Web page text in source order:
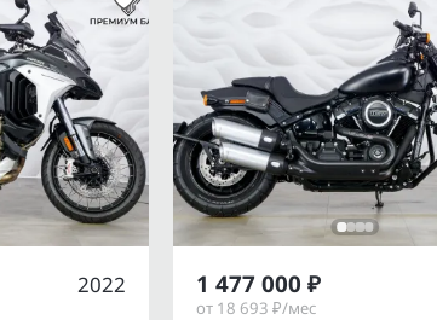
2022 1 477 000 ₽
от 18 693 ₽/мес